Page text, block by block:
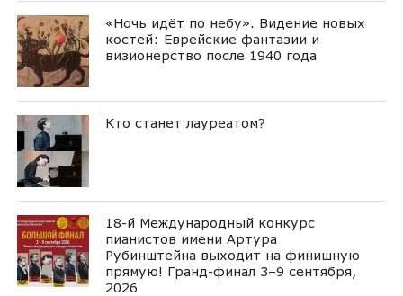
«Ночь идёт по небу». Видение новых
костей: Еврейские фантазии и
визионерство после 1940 года
Кто станет лауреатом?
18-й Международный конкурс
пианистов имени Артура
Рубинштейна выходит на финишную
прямую! Гранд-финал 3–9 сентября,
2026